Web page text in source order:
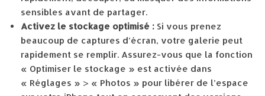
sensibles avant de partager.
Activez le stockage optimisé : Si vous prenez
beaucoup de captures d’écran, votre galerie peut
rapidement se remplir. Assurez-vous que la fonction
« Optimiser le stockage » est activée dans
« Réglages » > « Photos » pour libérer de l’espace